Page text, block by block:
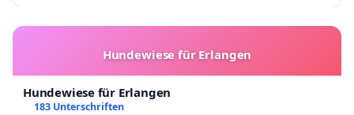
Hundewiese für Erlangen
Hundewiese für Erlangen
183 Unterschriften